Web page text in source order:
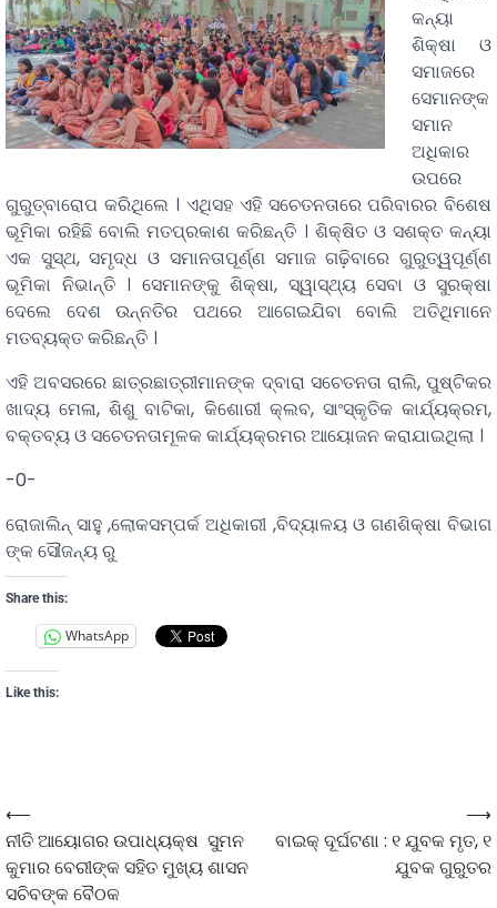
କନ୍ୟା
ଶିକ୍ଷା ଓ
ସମାଜରେ
ସେମାନଙ୍କ
ସମାନ
ଅଧିକାର
ଉପରେ
ଗୁରୁତ୍ବାରୋପ କରିଥିଲେ । ଏଥିସହ ଏହି ସଚେତନତାରେ ପରିବାରର ବିଶେଷ
ଭୂମିକା ରହିଛି ବୋଲି ମତପ୍ରକାଶ କରିଛନ୍ତି । ଶିକ୍ଷିତ ଓ ସଶକ୍ତ କନ୍ୟା
ଏକ ସୁସ୍ଥ, ସମୃଦ୍ଧ ଓ ସମାନତାପୂର୍ଣ୍ଣ ସମାଜ ଗଢ଼ିବାରେ ଗୁରୁତ୍ୱପୂର୍ଣ୍ଣ
ଭୂମିକା ନିଭାନ୍ତି । ସେମାନଙ୍କୁ ଶିକ୍ଷା, ସ୍ୱାସ୍ଥ୍ୟ ସେବା ଓ ସୁରକ୍ଷା
ଦେଲେ ଦେଶ ଉନ୍ନତିର ପଥରେ ଆଗେଇଯିବା ବୋଲି ଅତିଥିମାନେ
ମତବ୍ୟକ୍ତ କରିଛନ୍ତି ।
ଏହି ଅବସରରେ ଛାତ୍ରଛାତ୍ରୀମାନଙ୍କ ଦ୍ବାରା ସଚେତନତା ରାଲି, ପୁଷ୍ଟିକର
ଖାଦ୍ୟ ମେଳା, ଶିଶୁ ବାଟିକା, କିଶୋରୀ କ୍ଲବ, ସାଂସ୍କୃତିକ କାର୍ଯ୍ୟକ୍ରମ,
ବକ୍ତବ୍ୟ ଓ ସଚେତନତାମୂଳକ କାର୍ଯ୍ୟକ୍ରମର ଆୟୋଜନ କରାଯାଇଥିଲା ।
-0-
ରୋଜାଲିନ୍ ସାହୁ ,ଲୋକସମ୍ପର୍କ ଅଧିକାରୀ ,ବିଦ୍ୟାଳୟ ଓ ଗଣଶିକ୍ଷା ବିଭାଗ
ଙ୍କ ସୌଜନ୍ୟ ରୁ
Share this:
WhatsApp
Like this:
⟵
ନୀତି ଆୟୋଗର ଉପାଧ୍ୟକ୍ଷ ସୁମନ
କୁମାର ବେରୀଙ୍କ ସହିତ ମୁଖ୍ୟ ଶାସନ
ସଚିବଙ୍କ ବୈଠକ
ବାଇକ୍ ଦୂର୍ଘଟଣା : ୧ ଯୁବକ ମୃତ, ୧
ଯୁବକ ଗୁରୁତର
⟶